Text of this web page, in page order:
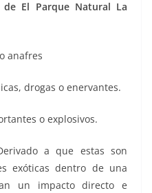
El Parque Natural La
anafres
drogas o enervantes.
o explosivos.
a que estas son
exóticas dentro de una
un impacto directo e